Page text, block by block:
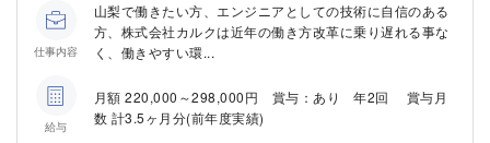
仕事内容
山梨で働きたい方、エンジニアとしての技術に自信のある
方、株式会社カルクは近年の働き方改革に乗り遅れる事な
く、働きやすい環...
給与
月額 220,000～298,000円 賞与：あり 年2回 賞与月
数 計3.5ヶ月分(前年度実績)